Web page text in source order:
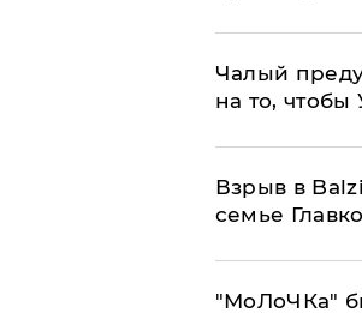
Чалый
на то, чтобы
Взрыв в
семье
​"МоЛоЧКа"